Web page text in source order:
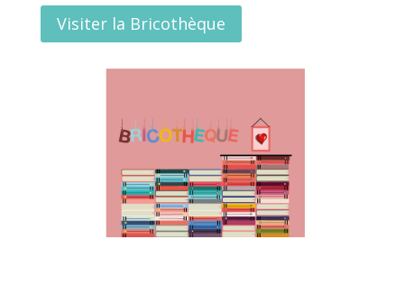
Visiter la Bricothèque